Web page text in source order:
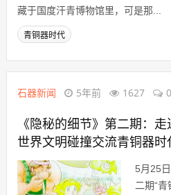
藏于国度汗青博物馆里，可是那...
青铜器时代
石器新闻 5年前 1627 0
《隐秘的细节》第二期：
世界文明碰撞交流青铜器时
5月25
二期“